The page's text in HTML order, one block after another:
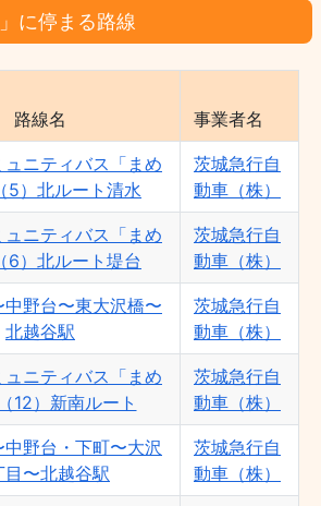
に停まる路線
路線名 事業者名
ニティバス「まめ
5）北ルート清水
茨城急行自
動車（株）
ニティバス「まめ
6）北ルート堤台
茨城急行自
動車（株）
野台〜東大沢橋〜
北越谷駅
茨城急行自
動車（株）
ニティバス「まめ
12）新南ルート
茨城急行自
動車（株）
野台・下町〜大沢
目〜北越谷駅
茨城急行自
動車（株）